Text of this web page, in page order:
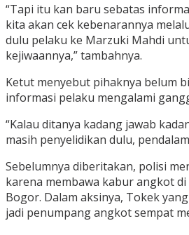
“Tapi itu kan baru sebatas
kita akan cek kebenarannya
dulu pelaku ke Marzuki Mahdi
kejiwaannya,” tambahnya.
Ketut menyebut pihaknya belum
informasi pelaku mengalami
“Kalau ditanya kadang jawab
masih penyelidikan dulu,
Sebelumnya diberitakan, polisi
karena membawa kabur angkot
Bogor. Dalam aksinya, Tokek
jadi penumpang angkot sempat